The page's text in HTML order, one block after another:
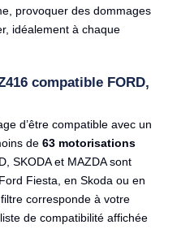
provoquer des dommages
idéalement à chaque
compatible FORD,
d’être compatible avec un
de 63 motorisations
SKODA et MAZDA sont
Fiesta, en Skoda ou en
corresponde à votre
de compatibilité affichée